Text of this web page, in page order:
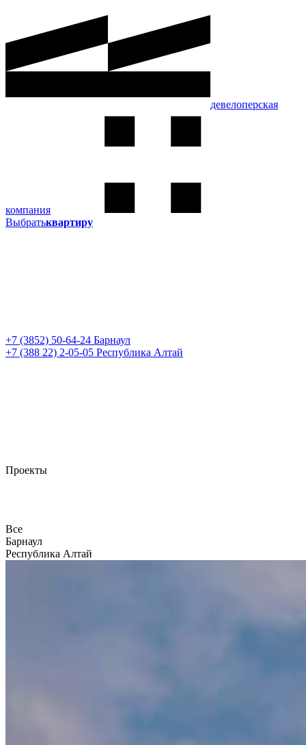
девелоперская
компания
Выбратьквартиру
+7 (3852) 50-64-24 Барнаул
+7 (388 22) 2-05-05 Республика Алтай
Проекты
Все
Барнаул
Республика Алтай